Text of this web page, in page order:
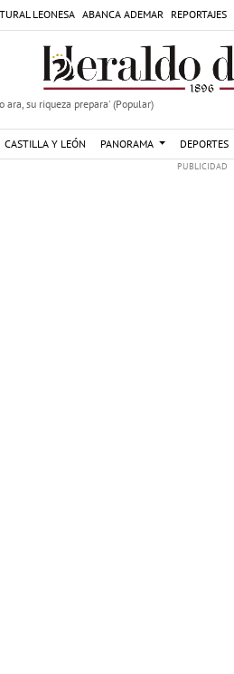
LEONESA ABANCA ADEMAR REPORTAJES
ara, su riqueza prepara' (Popular)
CASTILLA Y LEÓN PANORAMA DEPORTES